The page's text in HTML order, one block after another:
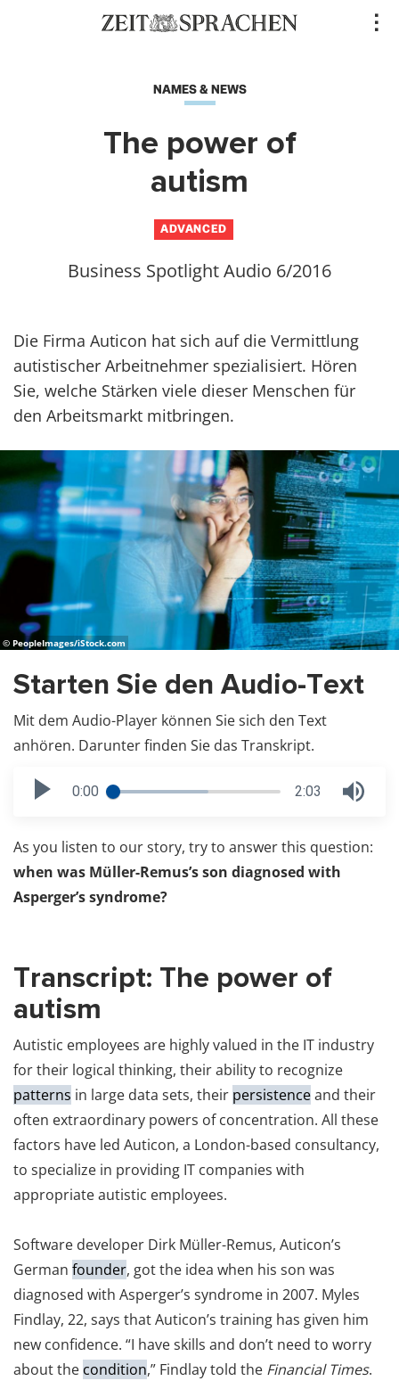
NAMES & NEWS
The power of
autism
ADVANCED
Business Spotlight Audio 6/2016
Die Firma Auticon hat sich auf die Vermittlung
autistischer Arbeitnehmer spezialisiert. Hören
Sie, welche Stärken viele dieser Menschen für
den Arbeitsmarkt mitbringen.
© PeopleImages/iStock.com
Starten Sie den Audio-Text
Mit dem Audio-Player können Sie sich den Text
anhören. Darunter finden Sie das Transkript.
0:00 2:03
As you listen to our story, try to answer this question:
when was Müller-Remus’s son diagnosed with
Asperger’s syndrome?
Transcript: The power of
autism
Autistic employees are highly valued in the IT industry
for their logical thinking, their ability to recognize
patterns in large data sets, their persistenceand their
often extraordinary powers of concentration. All these
factors have led Auticon, a London-based consultancy,
to specialize in providing IT companies with
appropriate autistic employees.
Software developer Dirk Müller-Remus, Auticon’s
German founder, got the idea when his son was
diagnosed with Asperger’s syndrome in 2007. Myles
Findlay, 22, says that Auticon’s training has given him
new confidence. “I have skills and don’t need to worry
about the condition,” Findlay told the Financial Times.